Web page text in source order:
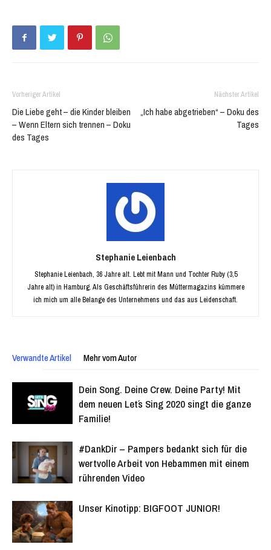
Vorheriger Artikel
Die Liebe geht – die Kinder bleiben
– Wenn Eltern sich trennen – Doku
des Tages
Nächster Artikel
„Ich habe abgetrieben“ – Doku des
Tages
Stephanie Leienbach
Stephanie Leienbach, 36 Jahre alt. Lebt mit Mann und Tochter Ruby (3,5
Jahre alt) in Hamburg. Als Geschäftsführerin des Müttermagazins kümmere
ich mich um alle Belange des Unternehmens und das aus Leidenschaft.
Verwandte Artikel Mehr vom Autor
Dein Song. Deine Crew. Deine Party! Mit
dem neuen Let´s Sing 2020 singt die ganze
Familie!
#DankDir – Pampers bedankt sich für die
wertvolle Arbeit von Hebammen mit einem
rührenden Video
Unser Kinotipp: BIGFOOT JUNIOR!